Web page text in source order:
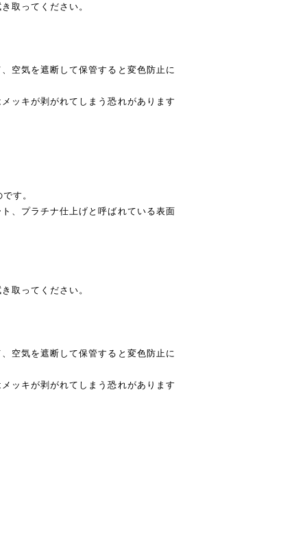
取ってください。
空気を遮断して保管すると変色防止に
ッキが剥がれてしまう恐れがあります
す。
、プラチナ仕上げと呼ばれている表面
取ってください。
空気を遮断して保管すると変色防止に
ッキが剥がれてしまう恐れがあります